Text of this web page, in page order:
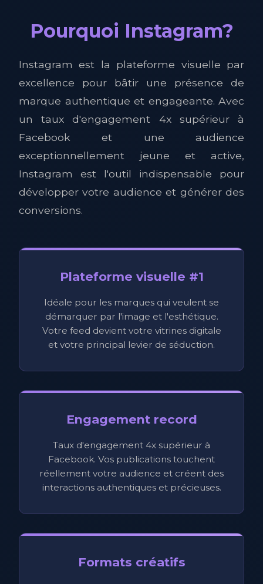
Pourquoi Instagram?
Instagram est la plateforme visuelle par
excellence pour bâtir une présence de
marque authentique et engageante. Avec
un taux d'engagement 4x supérieur à
Facebook et une audience
exceptionnellement jeune et active,
Instagram est l'outil indispensable pour
développer votre audience et générer des
conversions.
Plateforme visuelle #1
Idéale pour les marques qui veulent se
démarquer par l'image et l'esthétique.
Votre feed devient votre vitrines digitale
et votre principal levier de séduction.
Engagement record
Taux d'engagement 4x supérieur à
Facebook. Vos publications touchent
réellement votre audience et créent des
interactions authentiques et précieuses.
Formats créatifs